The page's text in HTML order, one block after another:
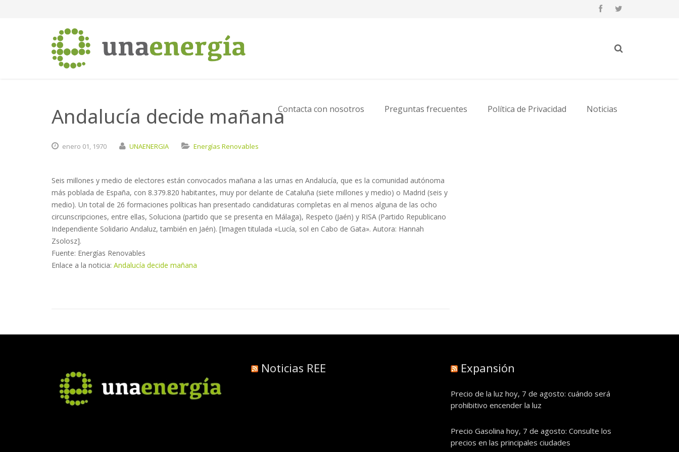
Contacta con nosotros Preguntas frecuentes Política de Privacidad Noticias
Andalucía decide mañana
enero 01, 1970 UNAENERGIA Energías Renovables
Seis millones y medio de electores están convocados mañana a las urnas en Andalucía, que es la comunidad autónoma
más poblada de España, con 8.379.820 habitantes, muy por delante de Cataluña (siete millones y medio) o Madrid (seis y
medio). Un total de 26 formaciones políticas han presentado candidaturas completas en al menos alguna de las ocho
circunscripciones, entre ellas, Soluciona (partido que se presenta en Málaga), Respeto (Jaén) y RISA (Partido Republicano
Independiente Solidario Andaluz, también en Jaén). [Imagen titulada «Lucía, sol en Cabo de Gata». Autora: Hannah
Zsolosz].
Fuente: Energías Renovables
Enlace a la noticia: Andalucía decide mañana
Noticias REE Expansión
Precio de la luz hoy, 7 de agosto: cuándo será
prohibitivo encender la luz
Precio Gasolina hoy, 7 de agosto: Consulte los
precios en las principales ciudades